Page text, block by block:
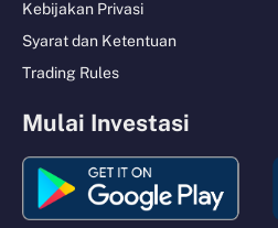
Kebijakan Privasi
Syarat dan Ketentuan
Trading Rules
Mulai Investasi